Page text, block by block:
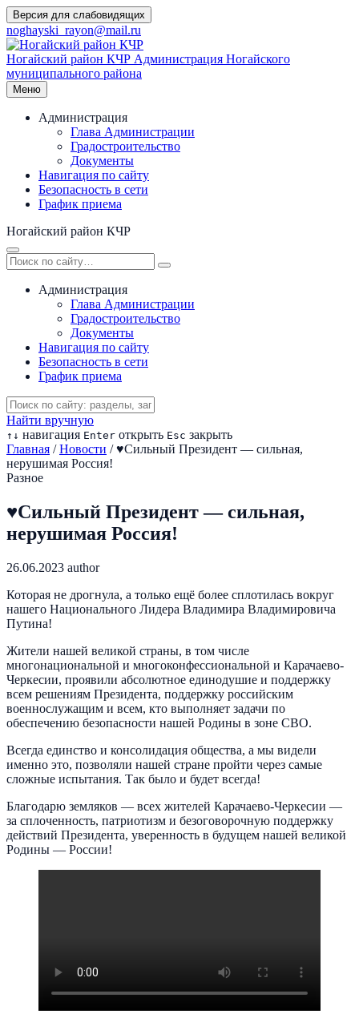
Перейти
к
содержимому
Версия для слабовидящих
noghayski_rayon@mail.ru
Ногайский район КЧР Администрация Ногайского
муниципального района
Меню
Администрация
Глава Администрации
Градостроительство
Документы
Навигация по сайту
Безопасность в сети
График приема
Ногайский район КЧР
Администрация
Глава Администрации
Градостроительство
Документы
Навигация по сайту
Безопасность в сети
График приема
Найти вручную
↑ ↓ навигация Enter открыть Esc закрыть
Главная / Новости / ♥️Сильный Президент — сильная,
нерушимая Россия!
Разное
♥️Сильный Президент — сильная,
нерушимая Россия!
26.06.2023 author
Которая не дрогнула, а только ещё более сплотилась вокруг
нашего Национального Лидера Владимира Владимировича
Путина!
Жители нашей великой страны, в том числе
многонациональной и многоконфессиональной и Карачаево-
Черкесии, проявили абсолютное единодушие и поддержку
всем решениям Президента, поддержку российским
военнослужащим и всем, кто выполняет задачи по
обеспечению безопасности нашей Родины в зоне СВО.
Всегда единство и консолидация общества, а мы видели
именно это, позволяли нашей стране пройти через самые
сложные испытания. Так было и будет всегда!
Благодарю земляков — всех жителей Карачаево-Черкесии —
за сплоченность, патриотизм и безоговорочную поддержку
действий Президента, уверенность в будущем нашей великой
Родины — России!